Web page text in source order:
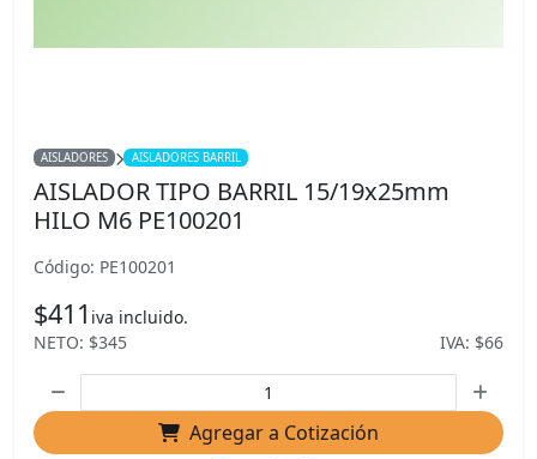
AISLADORES AISLADORES BARRIL
AISLADOR TIPO BARRIL 15/19x25mm
HILO M6 PE100201
Código: PE100201
$411 iva incluido.
NETO: $345
IVA: $66
Agregar a Cotización